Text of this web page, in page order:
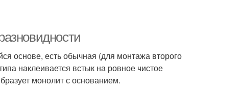
основе, есть обычная (для монтажа второго
наклеивается встык на ровное чистое
монолит с основанием.